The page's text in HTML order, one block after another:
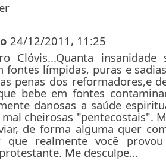
24/12/2011, 11:25
Clóvis...Quanta insanidade
fontes límpidas, puras e
penas dos reformadores,e
bebe em fontes
danosas a saúde
cheirosas "pentecostais".
de forma alguma quer
que realmente você
Me desculpe...